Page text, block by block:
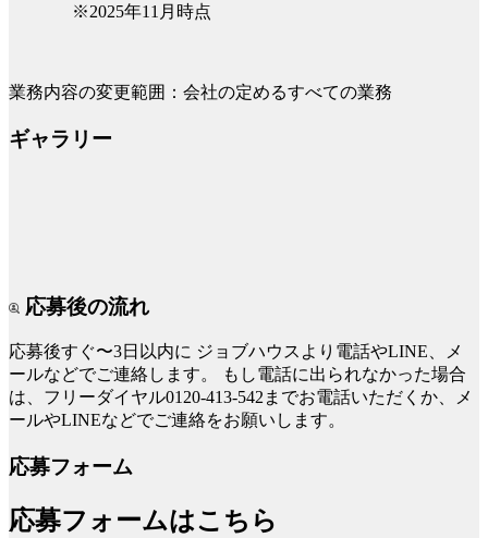
※2025年11月時点
業務内容の変更範囲：会社の定めるすべての業務
ギャラリー
応募後の流れ
応募後すぐ〜3日以内に ジョブハウスより電話やLINE、メ
ールなどでご連絡します。
もし電話に出られなかった場合
は、フリーダイヤル0120-413-542までお電話いただくか、メ
ールやLINEなどでご連絡をお願いします。
応募フォーム
応募フォームはこちら